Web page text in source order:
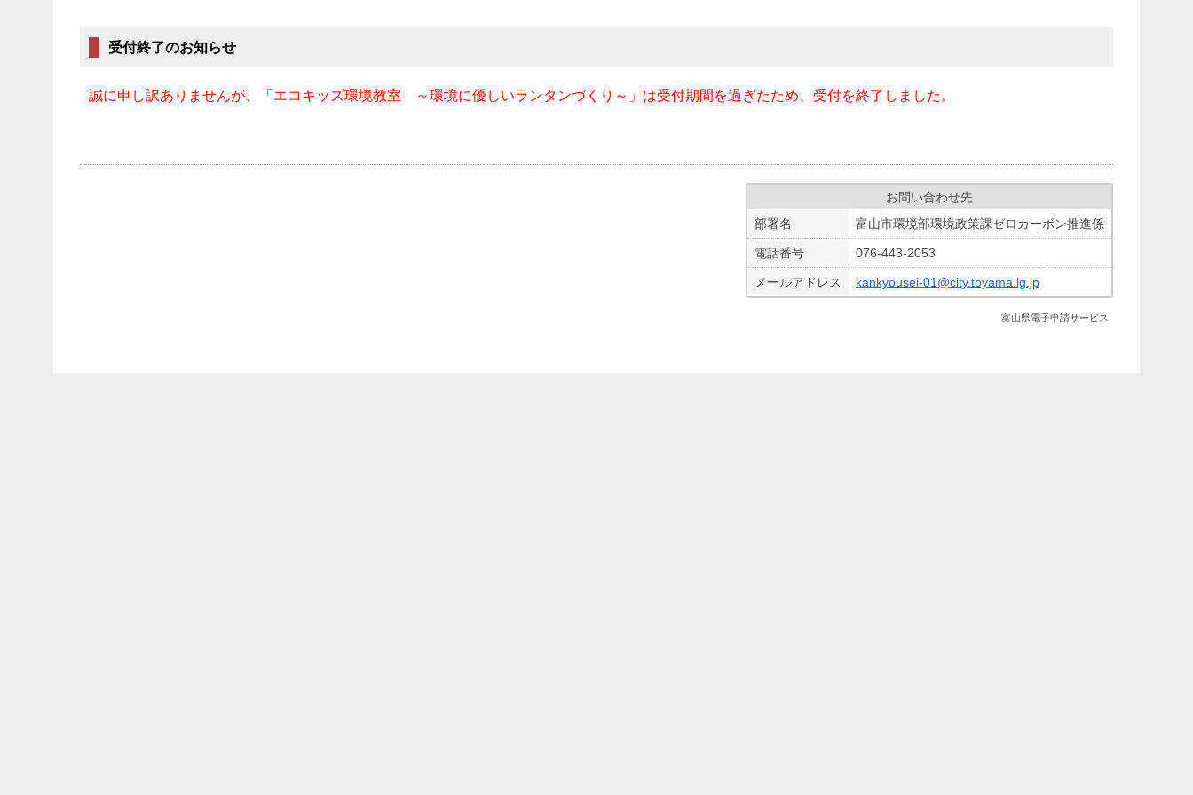
受付終了のお知らせ
誠に申し訳ありませんが、「エコキッズ環境教室 ～環境に優しいランタンづくり～」は受付期間を過ぎたため、受付を終了しました。
お問い合わせ先
部署名
富山市環境部環境政策課ゼロカーボン推進係
電話番号 076-443-2053
メールアドレス kankyousei-01@city.toyama.lg.jp
富山県電子申請サービス